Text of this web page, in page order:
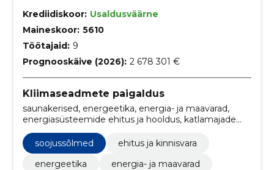
Krediidiskoor: Usaldusväärne
Maineskoor: 5610
Töötajaid: 9
Prognooskäive (2026): 2 678 301 €
Kliimaseadmete paigaldus
saunakerised, energeetika, energia- ja maavarad,
energiasüsteemide ehitus ja hooldus, katlamajade
rajamine ja hooldus, seadmed ja masinad,
Küttesüsteemide tööd, Käitiste ehitustööd, ehitus,
ehitamine
soojussõlmed
ehitus ja kinnisvara
energeetika
energia- ja maavarad